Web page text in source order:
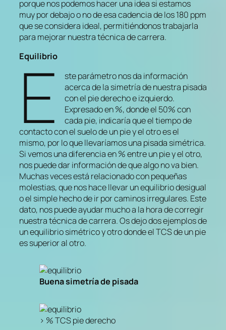
porque nos podemos hacer una idea si estamos
muy por debajo o no de esa cadencia de los 180 ppm
que se considera ideal, permitiéndonos trabajarla
para mejorar nuestra técnica de carrera.
Equilibrio
E
ste parámetro nos da información
acerca de la simetría de nuestra pisada
con el pie derecho e izquierdo.
Expresado en %, donde el 50% con
cada pie, indicaría que el tiempo de
contacto con el suelo de un pie y el otro es el
mismo, por lo que llevaríamos una pisada simétrica.
Si vemos una diferencia en % entre un pie y el otro,
nos puede dar información de que algo no va bien.
Muchas veces está relacionado con pequeñas
molestias, que nos hace llevar un equilibrio desigual
o el simple hecho de ir por caminos irregulares. Este
dato, nos puede ayudar mucho a la hora de corregir
nuestra técnica de carrera. Os dejo dos ejemplos de
un equilibrio simétrico y otro donde el TCS de un pie
es superior al otro.
Buena simetría de pisada
> % TCS pie derecho